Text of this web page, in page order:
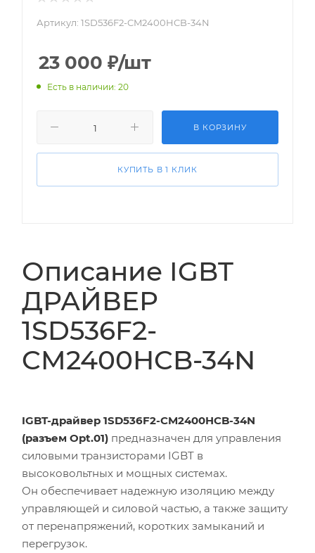
Артикул: 1SD536F2-CM2400HCB-34N
23 000 ₽/шт
Есть в наличии: 20
В КОРЗИНУ
КУПИТЬ В 1 КЛИК
Описание IGBT
ДРАЙВЕР
1SD536F2-
CM2400HCB-34N
IGBT-драйвер 1SD536F2-CM2400HCB-34N
(разъем Opt.01) предназначен для управления
силовыми транзисторами IGBT в
высоковольтных и мощных системах.
Он обеспечивает надежную изоляцию между
управляющей и силовой частью, а также защиту
от перенапряжений, коротких замыканий и
перегрузок.